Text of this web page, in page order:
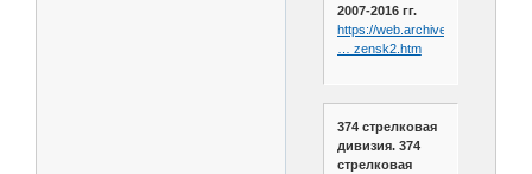
2007-2016 гг.
https://web.archive.org/web/
… zensk2.htm
374 стрелковая
дивизия. 374
стрелковая